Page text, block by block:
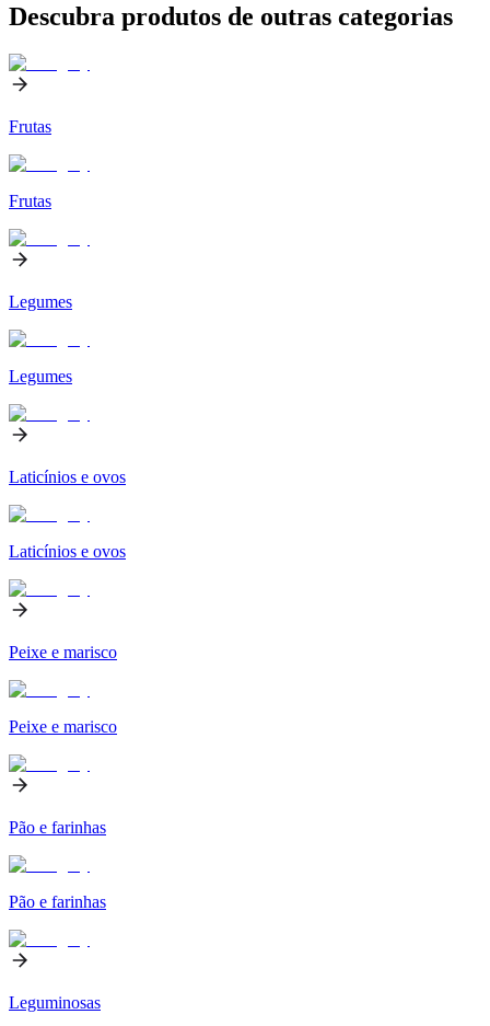
Descubra produtos de outras categorias
Frutas
Frutas
Legumes
Legumes
Laticínios e ovos
Laticínios e ovos
Peixe e marisco
Peixe e marisco
Pão e farinhas
Pão e farinhas
Leguminosas